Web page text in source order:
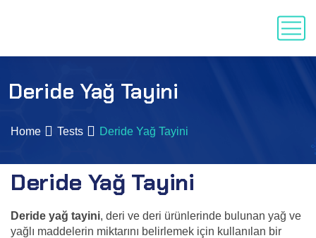
Deride Yağ Tayini
Home Tests Deride Yağ Tayini
Deride Yağ Tayini
Deride yağ tayini, deri ve deri ürünlerinde bulunan yağ ve
yağlı maddelerin miktarını belirlemek için kullanılan bir